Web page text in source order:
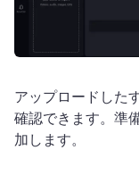
アップロードした
確認できます。準
加します。